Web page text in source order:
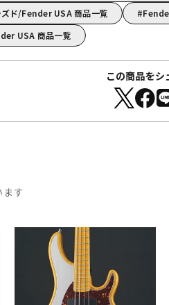
ズド/Fender USA 商品一覧
USA 商品一覧
この商品をシ
す